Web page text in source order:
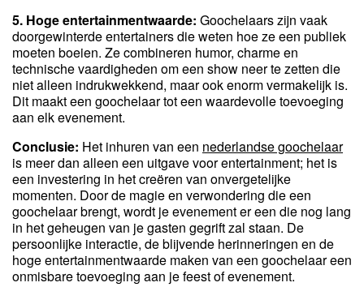
5. Hoge entertainmentwaarde: Goochelaars zijn vaak
doorgewinterde entertainers die weten hoe ze een publiek
moeten boeien. Ze combineren humor, charme en
technische vaardigheden om een show neer te zetten die
niet alleen indrukwekkend, maar ook enorm vermakelijk is.
Dit maakt een goochelaar tot een waardevolle toevoeging
aan elk evenement.
Conclusie: Het inhuren van een nederlandse goochelaar
is meer dan alleen een uitgave voor entertainment; het is
een investering in het creëren van onvergetelijke
momenten. Door de magie en verwondering die een
goochelaar brengt, wordt je evenement er een die nog lang
in het geheugen van je gasten gegrift zal staan. De
persoonlijke interactie, de blijvende herinneringen en de
hoge entertainmentwaarde maken van een goochelaar een
onmisbare toevoeging aan je feest of evenement.